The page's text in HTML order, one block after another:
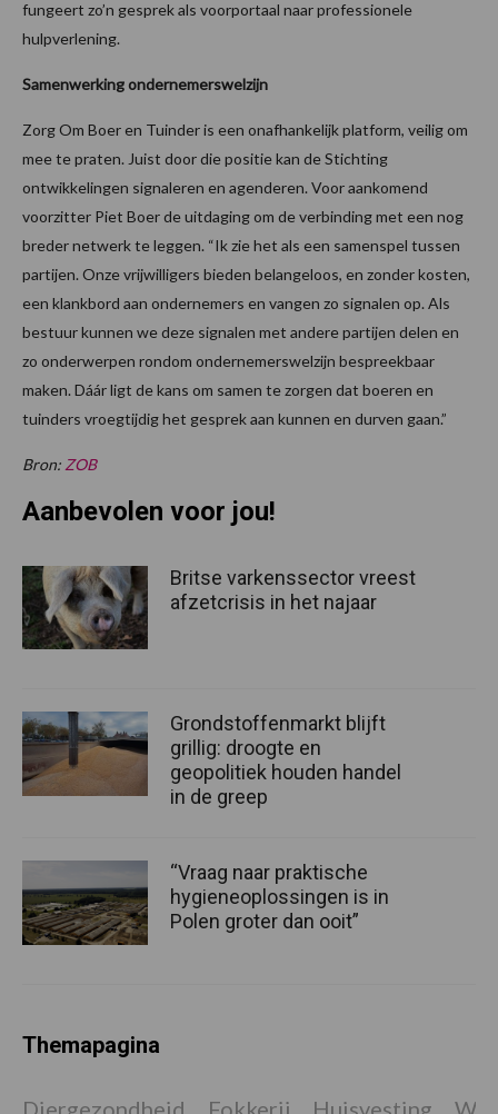
fungeert zo’n gesprek als voorportaal naar professionele
hulpverlening.
Samenwerking ondernemerswelzijn
Zorg Om Boer en Tuinder is een onafhankelijk platform, veilig om
mee te praten. Juist door die positie kan de Stichting
ontwikkelingen signaleren en agenderen. Voor aankomend
voorzitter Piet Boer de uitdaging om de verbinding met een nog
breder netwerk te leggen. “Ik zie het als een samenspel tussen
partijen. Onze vrijwilligers bieden belangeloos, en zonder kosten,
een klankbord aan ondernemers en vangen zo signalen op. Als
bestuur kunnen we deze signalen met andere partijen delen en
zo onderwerpen rondom ondernemerswelzijn bespreekbaar
maken. Dáár ligt de kans om samen te zorgen dat boeren en
tuinders vroegtijdig het gesprek aan kunnen en durven gaan.”
Bron: ZOB
Aanbevolen voor jou!
Britse varkenssector vreest
afzetcrisis in het najaar
Grondstoffenmarkt blijft
grillig: droogte en
geopolitiek houden handel
in de greep
“Vraag naar praktische
hygieneoplossingen is in
Polen groter dan ooit”
Themapagina
Diergezondheid Fokkerij Huisvesting